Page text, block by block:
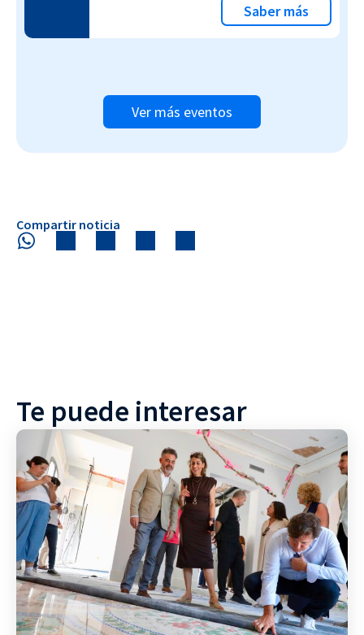
Saber más
Ver más eventos
Compartir noticia
Te puede interesar